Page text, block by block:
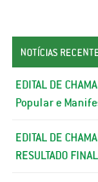
NOTÍCIAS
EDITAL DE
Popular e
EDITAL DE
RESULTADO FINAL